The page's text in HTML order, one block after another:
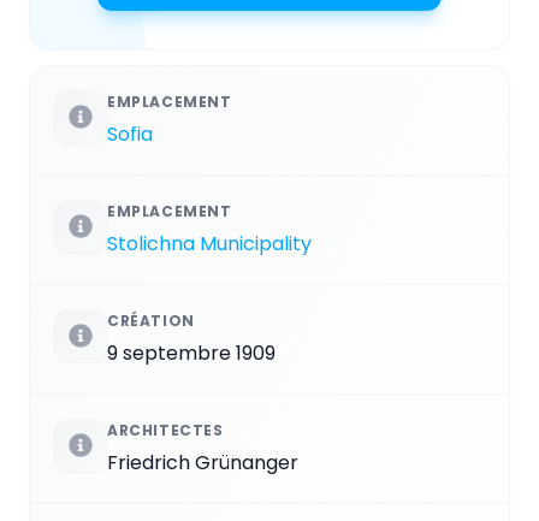
EMPLACEMENT
Sofia
EMPLACEMENT
Stolichna Municipality
CRÉATION
9 septembre 1909
ARCHITECTES
Friedrich Grünanger